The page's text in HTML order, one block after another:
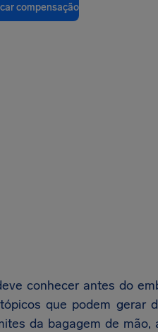
compensação
conhecer antes do
que podem gerar
da bagagem de mão,